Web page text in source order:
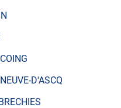
D'ASCQ